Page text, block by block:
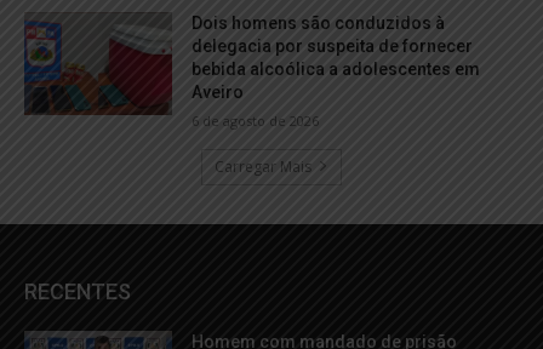
Dois homens são conduzidos à
delegacia por suspeita de fornecer
bebida alcoólica a adolescentes em
Aveiro
6 de agosto de 2026
Carregar Mais
RECENTES
Homem com mandado de prisão